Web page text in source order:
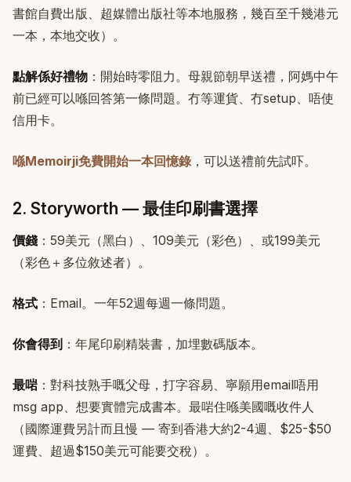
書館自費出版、超媒體出版社等本地服務，幾百至千幾港元
一本，本地交收）。
點解係好禮物 ：開始時零阻力。母親節朝早送禮，阿媽中午
前已經可以喺回答第一條問題。冇等運貨、冇setup、唔使
信用卡。
喺Memoirji免費開始一本回憶錄 ，可以送禮前先試吓。
2. Storyworth — 最佳印刷書選擇
價錢 ：59美元（黑白）、109美元（彩色）、或199美元
（彩色＋多位敘述者）。
格式 ：Email。一年52週每週一條問題。
你會得到 ：年尾印刷精裝書，加埋數碼版本。
最啱 ：對科技熟手嘅父母，打字容易、寧願用email唔用
msg app、想要實體完成書本。最啱住喺美國嘅收件人
（國際運費另計而且慢 — 寄到香港大約2-4週、$25-$50
運費、超過$150美元可能要交稅）。